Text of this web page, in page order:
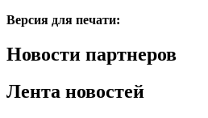
Версия для печати:
Новости партнеров
Лента новостей